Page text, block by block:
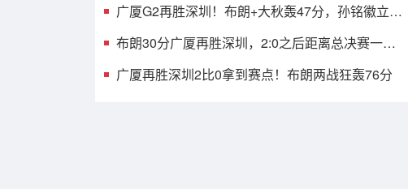
广厦G2再胜深圳！布朗+大秋轰47分，孙铭徽立竿
布朗30分广厦再胜深圳，2:0之后距离总决赛一步
广厦再胜深圳2比0拿到赛点！布朗两战狂轰76分